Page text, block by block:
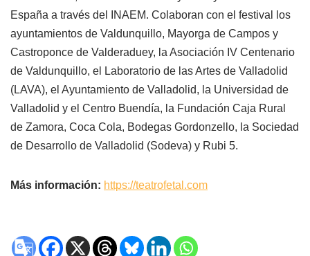
España a través del INAEM. Colaboran con el festival los
ayuntamientos de Valdunquillo, Mayorga de Campos y
Castroponce de Valderaduey, la Asociación IV Centenario
de Valdunquillo, el Laboratorio de las Artes de Valladolid
(LAVA), el Ayuntamiento de Valladolid, la Universidad de
Valladolid y el Centro Buendía, la Fundación Caja Rural
de Zamora, Coca Cola, Bodegas Gordonzello, la Sociedad
de Desarrollo de Valladolid (Sodeva) y Rubi 5.
Más información: https://teatrofetal.com